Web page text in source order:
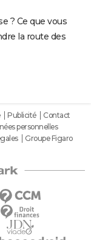
? Ce que vous
la route des
Publicité
Contact
personnelles
Groupe Figaro